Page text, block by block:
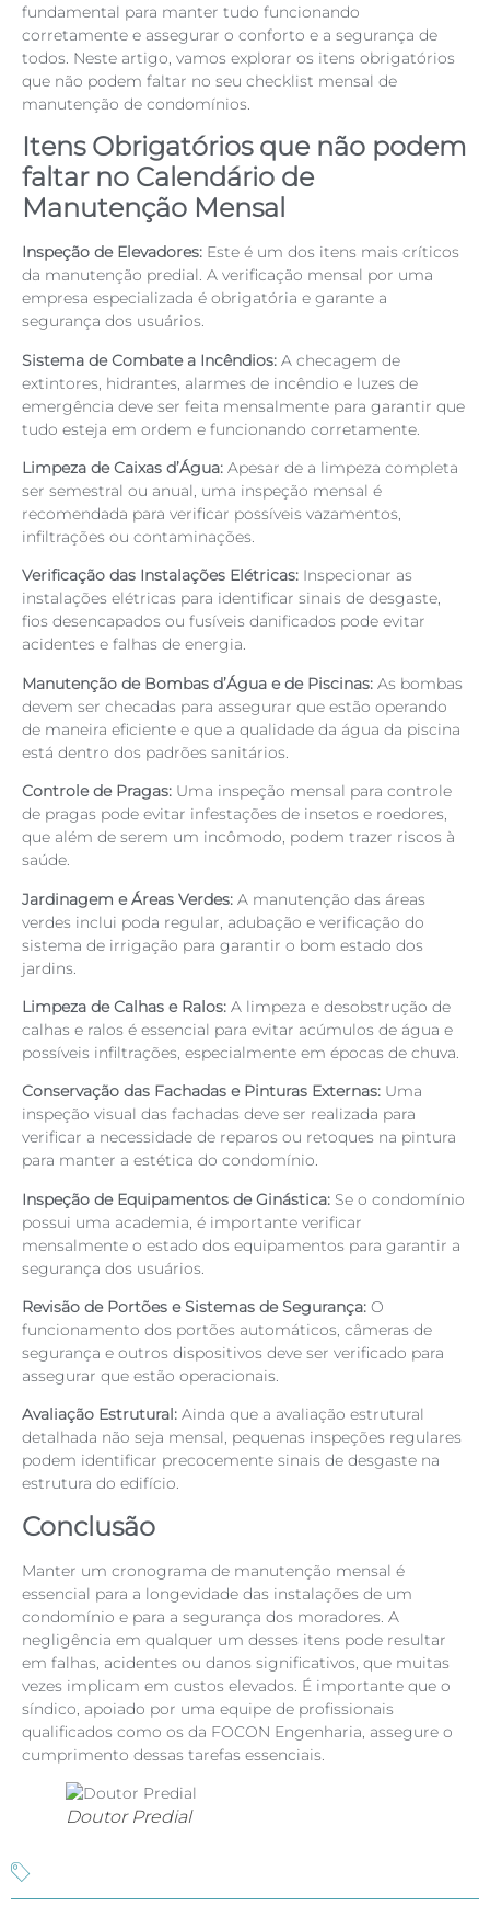
fundamental para manter tudo funcionando
corretamente e assegurar o conforto e a segurança de
todos. Neste artigo, vamos explorar os itens obrigatórios
que não podem faltar no seu checklist mensal de
manutenção de condomínios.
Itens Obrigatórios que não podem
faltar no Calendário de
Manutenção Mensal
Inspeção de Elevadores: Este é um dos itens mais críticos
da manutenção predial. A verificação mensal por uma
empresa especializada é obrigatória e garante a
segurança dos usuários.
Sistema de Combate a Incêndios: A checagem de
extintores, hidrantes, alarmes de incêndio e luzes de
emergência deve ser feita mensalmente para garantir que
tudo esteja em ordem e funcionando corretamente.
Limpeza de Caixas d’Água: Apesar de a limpeza completa
ser semestral ou anual, uma inspeção mensal é
recomendada para verificar possíveis vazamentos,
infiltrações ou contaminações.
Verificação das Instalações Elétricas: Inspecionar as
instalações elétricas para identificar sinais de desgaste,
fios desencapados ou fusíveis danificados pode evitar
acidentes e falhas de energia.
Manutenção de Bombas d’Água e de Piscinas: As bombas
devem ser checadas para assegurar que estão operando
de maneira eficiente e que a qualidade da água da piscina
está dentro dos padrões sanitários.
Controle de Pragas: Uma inspeção mensal para controle
de pragas pode evitar infestações de insetos e roedores,
que além de serem um incômodo, podem trazer riscos à
saúde.
Jardinagem e Áreas Verdes: A manutenção das áreas
verdes inclui poda regular, adubação e verificação do
sistema de irrigação para garantir o bom estado dos
jardins.
Limpeza de Calhas e Ralos: A limpeza e desobstrução de
calhas e ralos é essencial para evitar acúmulos de água e
possíveis infiltrações, especialmente em épocas de chuva.
Conservação das Fachadas e Pinturas Externas: Uma
inspeção visual das fachadas deve ser realizada para
verificar a necessidade de reparos ou retoques na pintura
para manter a estética do condomínio.
Inspeção de Equipamentos de Ginástica: Se o condomínio
possui uma academia, é importante verificar
mensalmente o estado dos equipamentos para garantir a
segurança dos usuários.
Revisão de Portões e Sistemas de Segurança: O
funcionamento dos portões automáticos, câmeras de
segurança e outros dispositivos deve ser verificado para
assegurar que estão operacionais.
Avaliação Estrutural: Ainda que a avaliação estrutural
detalhada não seja mensal, pequenas inspeções regulares
podem identificar precocemente sinais de desgaste na
estrutura do edifício.
Conclusão
Manter um cronograma de manutenção mensal é
essencial para a longevidade das instalações de um
condomínio e para a segurança dos moradores. A
negligência em qualquer um desses itens pode resultar
em falhas, acidentes ou danos significativos, que muitas
vezes implicam em custos elevados. É importante que o
síndico, apoiado por uma equipe de profissionais
qualificados como os da FOCON Engenharia, assegure o
cumprimento dessas tarefas essenciais.
Doutor Predial